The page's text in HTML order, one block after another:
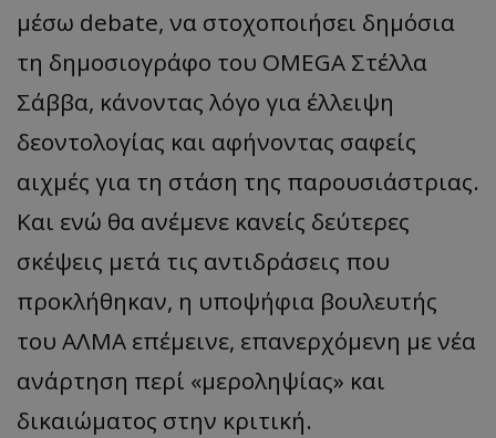
μέσω debate, να στοχοποιήσει δημόσια
τη δημοσιογράφο του OMEGA Στέλλα
Σάββα, κάνοντας λόγο για έλλειψη
δεοντολογίας και αφήνοντας σαφείς
αιχμές για τη στάση της παρουσιάστριας.
Και ενώ θα ανέμενε κανείς δεύτερες
σκέψεις μετά τις αντιδράσεις που
προκλήθηκαν, η υποψήφια βουλευτής
του ΑΛΜΑ επέμεινε, επανερχόμενη με νέα
ανάρτηση περί «μεροληψίας» και
δικαιώματος στην κριτική.